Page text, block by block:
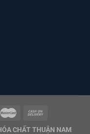
CHẤT THUẬN NAM